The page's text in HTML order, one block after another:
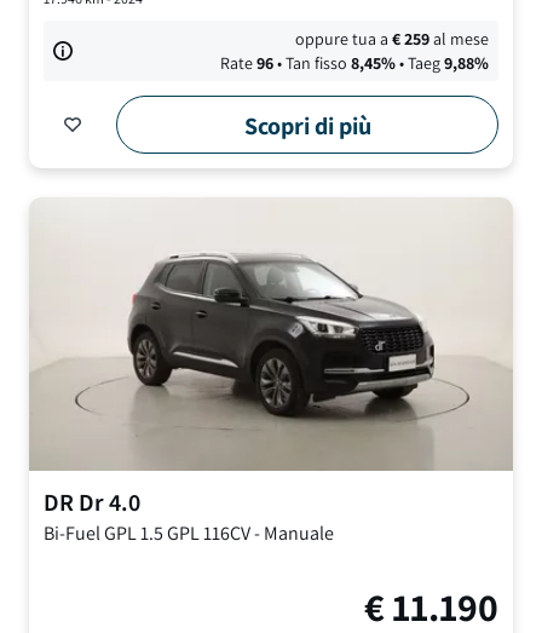
oppure tua a€259al mese
Rate96• Tan fisso 8,45%• Taeg9,88%
Scopri di più
DRDr 4.0
Bi-Fuel GPL1.5 GPL 116CV-Manuale
€11.190